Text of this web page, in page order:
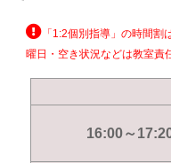
「1:2個別指導」の時間割
曜日・空き状況などは教室責
16:00～